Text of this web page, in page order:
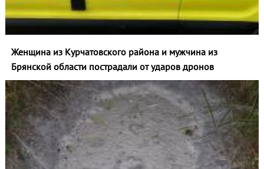
Женщина из Курчатовского района и мужчина из
Брянской области пострадали от ударов дронов